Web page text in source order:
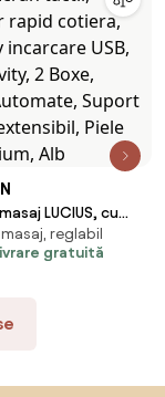
LUCIUS, cu
Display,
Controler rapid
Suport
reglabil
gratuită